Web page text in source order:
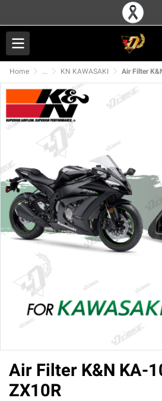
Home ... KN KAWASAKI Air Filter
Air Filter K&N KA-
ZX10R